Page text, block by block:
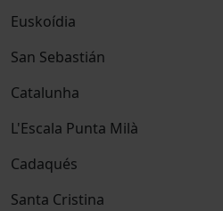
Euskoídia
San Sebastián
Catalunha
L'Escala Punta Milà
Cadaqués
Santa Cristina